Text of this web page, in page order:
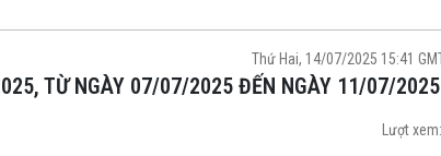
Thứ Hai, 14/07/2025 15:41
TỪ NGÀY 07/07/2025 ĐẾN NGÀY 11/07/2025
Lượt xem: